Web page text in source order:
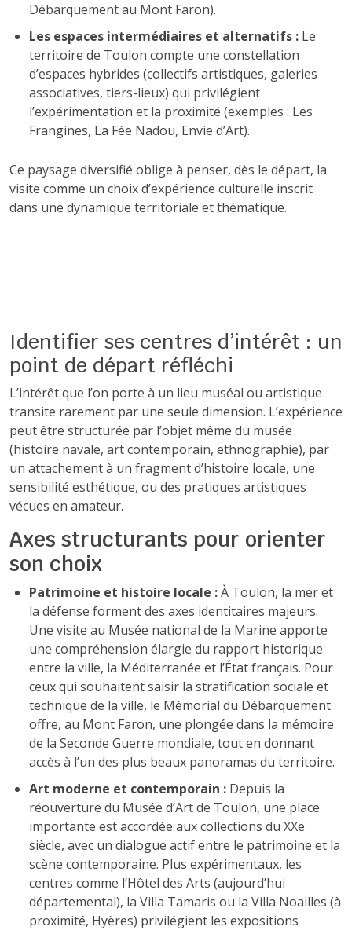
Débarquement au Mont Faron).
Les espaces intermédiaires et alternatifs : Le
territoire de Toulon compte une constellation
d’espaces hybrides (collectifs artistiques, galeries
associatives, tiers-lieux) qui privilégient
l’expérimentation et la proximité (exemples : Les
Frangines, La Fée Nadou, Envie d’Art).
Ce paysage diversifié oblige à penser, dès le départ, la
visite comme un choix d’expérience culturelle inscrit
dans une dynamique territoriale et thématique.
Identifier ses centres d’intérêt : un
point de départ réfléchi
L’intérêt que l’on porte à un lieu muséal ou artistique
transite rarement par une seule dimension. L’expérience
peut être structurée par l’objet même du musée
(histoire navale, art contemporain, ethnographie), par
un attachement à un fragment d’histoire locale, une
sensibilité esthétique, ou des pratiques artistiques
vécues en amateur.
Axes structurants pour orienter
son choix
Patrimoine et histoire locale :À Toulon, la mer et
la défense forment des axes identitaires majeurs.
Une visite au Musée national de la Marine apporte
une compréhension élargie du rapport historique
entre la ville, la Méditerranée et l’État français. Pour
ceux qui souhaitent saisir la stratification sociale et
technique de la ville, le Mémorial du Débarquement
offre, au Mont Faron, une plongée dans la mémoire
de la Seconde Guerre mondiale, tout en donnant
accès à l’un des plus beaux panoramas du territoire.
Art moderne et contemporain : Depuis la
réouverture du Musée d’Art de Toulon, une place
importante est accordée aux collections du XXe
siècle, avec un dialogue actif entre le patrimoine et la
scène contemporaine. Plus expérimentaux, les
centres comme l’Hôtel des Arts (aujourd’hui
départemental), la Villa Tamaris ou la Villa Noailles (à
proximité, Hyères) privilégient les expositions